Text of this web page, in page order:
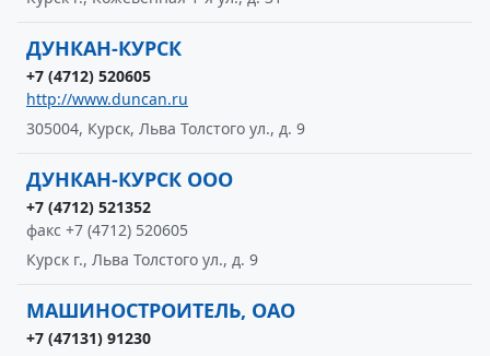
ДУНКАН-КУРСК
+7 (4712) 520605
http://www.duncan.ru
305004, Курск, Льва Толстого ул., д. 9
ДУНКАН-КУРСК ООО
+7 (4712) 521352
факс +7 (4712) 520605
Курск г., Льва Толстого ул., д. 9
МАШИНОСТРОИТЕЛЬ, ОАО
+7 (47131) 91230